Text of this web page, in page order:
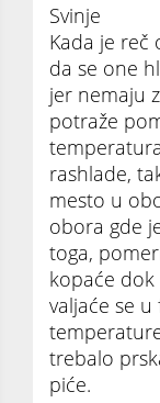
Svinje
Kada je reč
da se one
jer nemaju
potraže
rashlade,
mesto u
obora gde
toga,
kopaće
valjaće se
trebalo
piće.